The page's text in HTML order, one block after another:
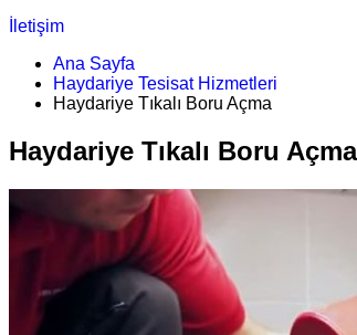
İletişim
Ana Sayfa
Haydariye Tesisat Hizmetleri
Haydariye Tıkalı Boru Açma
Haydariye Tıkalı Boru Açma